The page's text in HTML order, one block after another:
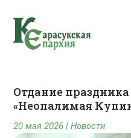
Отдание
«Неопалимая
20 мая 2026 |Новости